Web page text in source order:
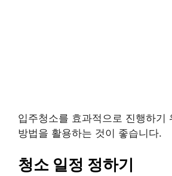
입주청소를 효과적으로 진행하기
방법을 활용하는 것이 좋습니다.
청소 일정 정하기